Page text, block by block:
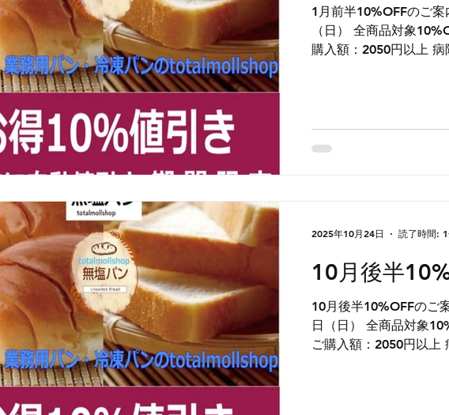
1月前半10%OFFのご案内 期間：1月10日（土） ～
（日） 全商品対象10%OFF ご購入時自動値引き 最低ご
購
10月後半
10月後半10%OFFのご案内 期間：10月25日（土
日（日） 全商品対象10%OFF ご購入時自動値引き 最低
2025年10月24日 読了時間: